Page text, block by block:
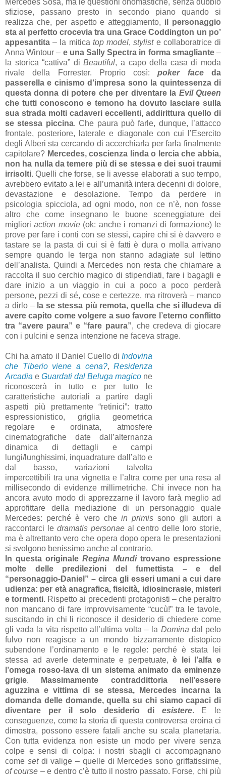
sfiziose, passano presto in secondo piano quando si
realizza che, per aspetto e atteggiamento, il personaggio
sta al perfetto crocevia tra una Grace Coddington un po’
appesantita – la mitica top model,styliste collaboratrice di
Anna Wintour – e una Sally Spectra in forma smagliante–
la storica “cattiva” diBeautiful, a capo della casa di moda
rivale della Forrester. Proprio così:poker faceda
passerella e cinismo d’impresa sono la quintessenza di
questa donna di potere che per diventare la Evil Queen
che tutti conoscono e temono ha dovuto lasciare sulla
sua strada molti cadaveri eccellenti, addirittura quello di
se stessa piccina. Che paura può farle, dunque, l’attacco
frontale, posteriore, laterale e diagonale con cui l’Esercito
degli Alberi sta cercando di accerchiarla per farla finalmente
capitolare? Mercedes, coscienza linda o lercia che abbia,
non ha nulla da temere più di se stessa e dei suoi traumi
irrisolti. Quelli che forse, se li avesse elaborati a suo tempo,
avrebbero evitato a lei e all’umanità intera decenni di dolore,
devastazione e desolazione. Tempo da perdere in
psicologia spicciola, ad ogni modo, non ce n’è, non fosse
altro che come insegnano le buone sceneggiature dei
miglioriaction movie(ok: anche i romanzi di formazione) le
prove per fare i conti con se stessi, capire chi si è davvero e
tastare se la pasta di cui si è fatti è dura o molla arrivano
sempre quando le terga non stanno adagiate sul lettino
dell’analista. Quindi a Mercedes non resta che chiamare a
raccolta il suo cerchio magico di stipendiati, fare i bagagli e
dare inizio a un viaggio in cui a poco a poco perderà
persone, pezzi di sé, cose e certezze, ma ritroverà – manco
a dirlo – la se stessa più remota, quella che si illudeva di
avere capito come volgere a suo favore l’eterno conflitto
tra “avere paura” e “fare paura”, che credeva di giocare
con i pulcini e senza intenzione ne faceva strage.
Chi ha amato il Daniel Cuello di Indovina
che Tiberio viene a cena?,Residenza
Arcadia eGuardati dal Beluga magico ne
riconoscerà in tutto e per tutto le
caratteristiche autoriali a partire dagli
aspetti più prettamente “retinici”: tratto
espressionistico, griglia geometrica
regolare e ordinata, atmosfere
cinematografiche date dall’alternanza
dinamica di dettagli e campi
lungi/lunghissimi, inquadrature dall’alto e
dal basso, variazioni talvolta
impercettibili tra una vignetta e l’altra come per una resa al
millisecondo di evidenze millimetriche. Chi invece non ha
ancora avuto modo di apprezzarne il lavoro farà meglio ad
approfittare della mediazione di un personaggio quale
Mercedes: perché è vero che in primis sono gli autori a
raccontarci le dramatis personaeal centro delle loro storie,
ma è altrettanto vero che opera dopo opera le presentazioni
si svolgono benissimo anche al contrario.
In questa originale Regina Munditrovano espressione
molte delle predilezioni del fumettista – e del
“personaggio-Daniel” – circa gli esseri umani a cui dare
udienza: per età anagrafica, fisicità, idiosincrasie, misteri
e tormenti. Rispetto ai precedenti protagonisti – che peraltro
non mancano di fare improvvisamente “cucù!” tra le tavole,
suscitando in chi li riconosce il desiderio di chiedere come
gli vada la vita rispetto all’ultima volta – la Domina dal pelo
fulvo non reagisce a un mondo bizzarramente distopico
subendone l’ordinamento e le regole: perché è stata lei
stessa ad averle determinate e perpetuate,è lei l’alfa e
l’omega rosso-lava di un sistema animato da eminenze
grigie.
Massimamente contraddittoria nell’essere
aguzzina e vittima di se stessa, Mercedes incarna la
domanda delle domande, quella su chi siamo capaci di
diventare per il solo desiderio di esistere. E le
conseguenze, come la storia di questa controversa eroina ci
dimostra, possono essere fatali anche su scala planetaria.
Con tutta evidenza non esiste un modo per vivere senza
colpe e sensi di colpa: i nostri sbagli ci accompagnano
come setdi valige – quelle di Mercedes sono griffatissime,
of course – e dentro c’è tutto il nostro passato. Forse, chi più